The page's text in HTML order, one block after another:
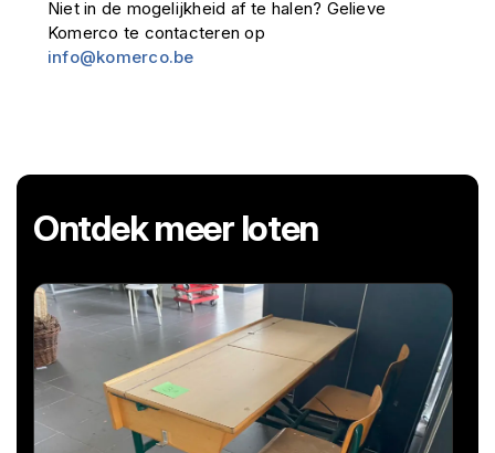
Niet in de mogelijkheid af te halen? Gelieve
Komerco te contacteren op
info@komerco.be
Ontdek meer loten